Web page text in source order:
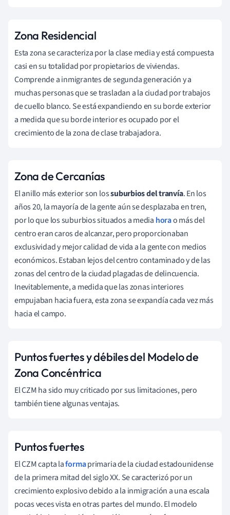
Zona Residencial
Esta zona se caracteriza por la clase media y está compuesta
casi en su totalidad por propietarios de viviendas.
Comprende a inmigrantes de segunda generación y a
muchas personas que se trasladan a la ciudad por trabajos
de cuello blanco. Se está expandiendo en su borde exterior
a medida que su borde interior es ocupado por el
crecimiento de la zona de clase trabajadora.
Zona de Cercanías
El anillo más exterior son lossuburbios del tranvía. En los
años 20, la mayoría de la gente aún se desplazaba en tren,
por lo que los suburbios situados a media horao más del
centro eran caros de alcanzar, pero proporcionaban
exclusividad y mejor calidad de vida a la gente con medios
económicos. Estaban lejos del centro contaminado y de las
zonas del centro de la ciudad plagadas de delincuencia.
Inevitablemente, a medida que las zonas interiores
empujaban hacia fuera, esta zona se expandía cada vez más
hacia el campo.
Puntos fuertes y débiles del Modelo de
Zona Concéntrica
El CZM ha sido muy criticado por sus limitaciones, pero
también tiene algunas ventajas.
Puntos fuertes
El CZM capta laformaprimaria de la ciudad estadounidense
de la primera mitad del siglo XX. Se caracterizó por un
crecimiento explosivo debido a la inmigración a una escala
pocas veces vista en otras partes del mundo. El modelo